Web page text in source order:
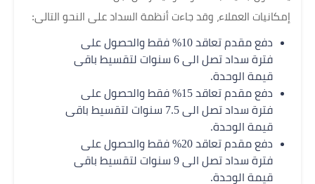
إمكانيات العملاء، وقد جاءت أنظمة السداد على النحو التالى:
دفع مقدم تعاقد 10% فقط والحصول على
فترة سداد تصل الى 6 سنوات لتقسيط باقى
قيمة الوحدة.
دفع مقدم تعاقد 15% فقط والحصول على
فترة سداد تصل الى 7.5 سنوات لتقسيط باقى
قيمة الوحدة.
دفع مقدم تعاقد 20% فقط والحصول على
فترة سداد تصل الى 9 سنوات لتقسيط باقى
قيمة الوحدة.